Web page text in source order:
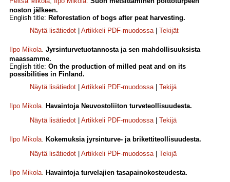
noston jälkeen.
English title: Reforestation of bogs after peat harvesting.
Näytä lisätiedot
Artikkeli PDF-muodossa| Tekijät
Ilpo Mikola. Jyrsinturvetuotannosta ja sen mahdollisuuksista
maassamme.
English title: On the production of milled peat and on its
possibilities in Finland.
Näytä lisätiedot
Artikkeli PDF-muodossa| Tekijä
Ilpo Mikola. Havaintoja Neuvostoliiton turveteollisuudesta.
Näytä lisätiedot
Artikkeli PDF-muodossa| Tekijä
Ilpo Mikola. Kokemuksia jyrsinturve- ja brikettiteollisuudesta.
Näytä lisätiedot
Artikkeli PDF-muodossa| Tekijä
Ilpo Mikola. Havaintoja turvelajien tasapainokosteudesta.